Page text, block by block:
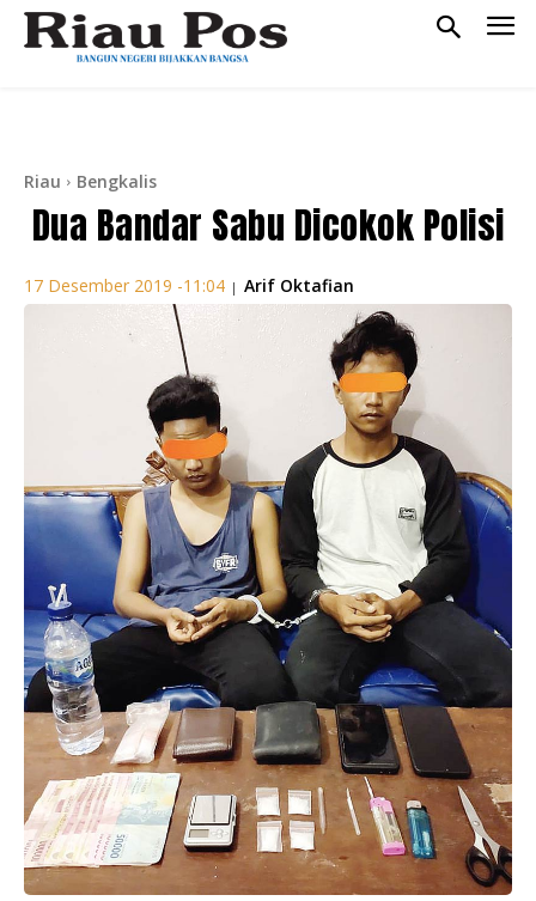
Riau Bengkalis
Dua Bandar Sabu Dicokok Polisi
17 Desember 2019 -11:04 | Arif Oktafian